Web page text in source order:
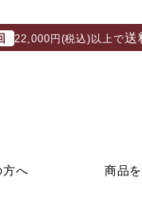
22,000円(税込)以上で送
方へ 商品